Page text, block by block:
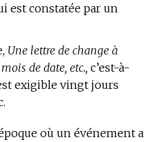
est constatée par un
Une lettre de change à
de date, etc., c’est-à-
exigible vingt jours
où un événement a